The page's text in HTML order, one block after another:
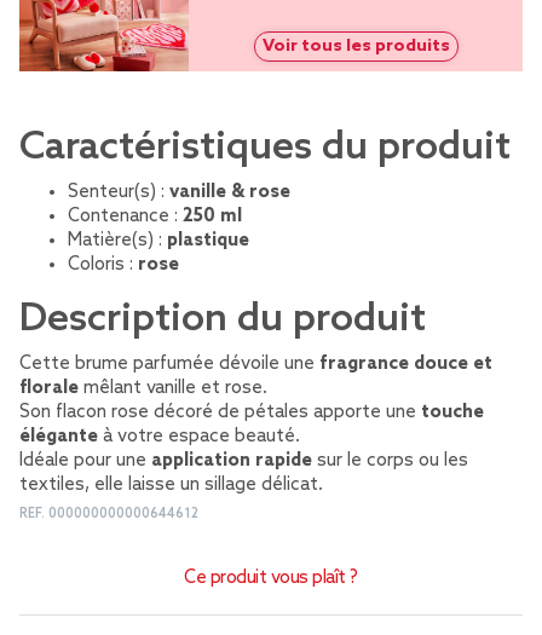
Voir tous les produits
Caractéristiques du produit
Senteur(s) : vanille & rose
Contenance : 250 ml
Matière(s) : plastique
Coloris : rose
Description du produit
Cette brume parfumée dévoile une fragrance douce et
florale mêlant vanille et rose.
Son flacon rose décoré de pétales apporte une touche
élégante à votre espace beauté.
Idéale pour une application rapide sur le corps ou les
textiles, elle laisse un sillage délicat.
REF. 000000000000644612
Ce produit vous plaît ?